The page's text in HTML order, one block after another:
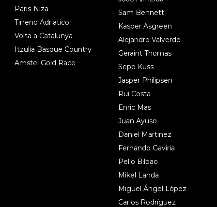
Paris-Niza
Tirreno Adriatico
Volta a Catalunya
Itzulia Basque Country
Amstel Gold Race
Sam Bennett
Kasper Asgreen
Alejandro Valverde
Geraint Thomas
Sepp Kuss
Jasper Philipsen
Rui Costa
Enric Mas
Juan Ayuso
Daniel Martinez
Fernando Gaviria
Pello Bilbao
Mikel Landa
Miguel Ángel López
Carlos Rodríguez